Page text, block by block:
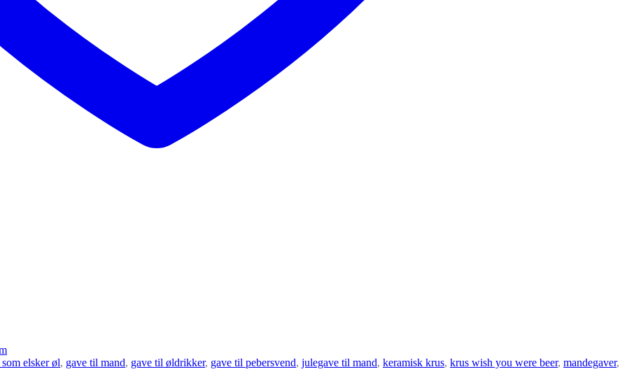
elsker øl, gave til mand, gave til øldrikker, gave til pebersvend, julegave til mand, keramisk krus, krus wish you were beer, mandegaver,